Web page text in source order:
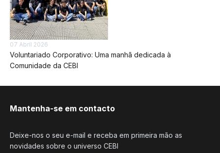
07 Abril 2026
Voluntariado Corporativo: Uma manhã dedicada à
Comunidade da CEBI
Mantenha-se em contacto
Deixe-nos o seu e-mail e receba em primeira mão as
novidades sobre o universo CEBI